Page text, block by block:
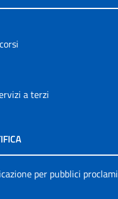
a terzi
per pubblici proclami